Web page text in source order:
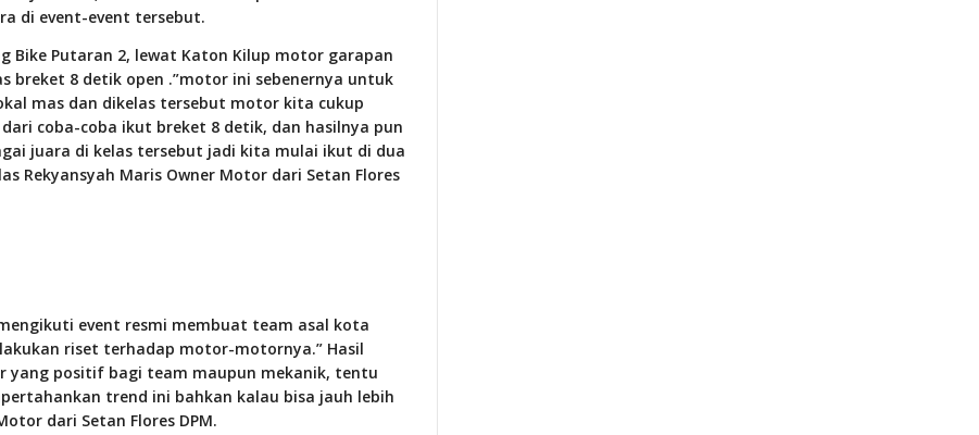
di event-event tersebut.
Bike Putaran 2, lewat Katon Kilup motor garapan
breket 8 detik open .”motor ini sebenernya untuk
mas dan dikelas tersebut motor kita cukup
coba-coba ikut breket 8 detik, dan hasilnya pun
juara di kelas tersebut jadi kita mulai ikut di dua
Rekyansyah Maris Owner Motor dari Setan Flores
event resmi membuat team asal kota
riset terhadap motor-motornya.” Hasil
yang positif bagi team maupun mekanik, tentu
trend ini bahkan kalau bisa jauh lebih
dari Setan Flores DPM.